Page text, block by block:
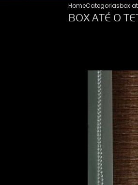
HomeCategoriasbox
BOX ATÉ O